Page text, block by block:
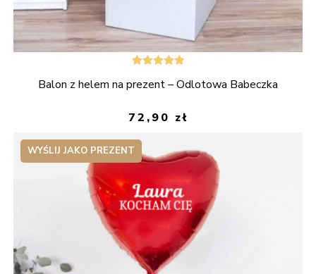
5.00 na 5
Balon z helem na prezent – Odlotowa Babeczka
72,90 zł
WYŚLIJ JAKO PREZENT